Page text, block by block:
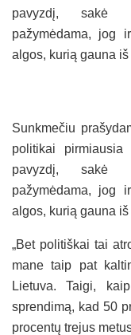
pavyzdį, sakė
pažymėdama, jog
algos, kurią gauna
Sunkmečiu
politikai pirmiausia
pavyzdį, sakė
pažymėdama, jog
algos, kurią gauna
„Bet politiškai tai
mane taip pat
Lietuva. Taigi,
sprendimą, kad 50
procentų trejus